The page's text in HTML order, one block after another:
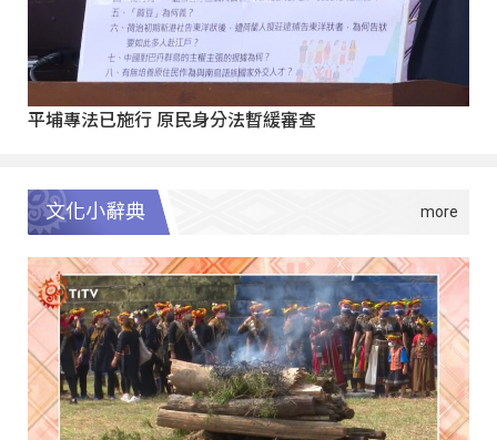
平埔專法已施行 原民身分法暫緩審查
文化小辭典